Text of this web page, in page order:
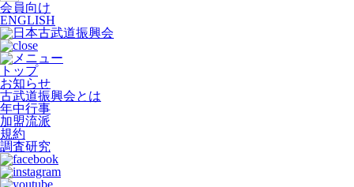
会員向け
ENGLISH
トップ
お知らせ
古武道振興会とは
年中行事
加盟流派
規約
調査研究